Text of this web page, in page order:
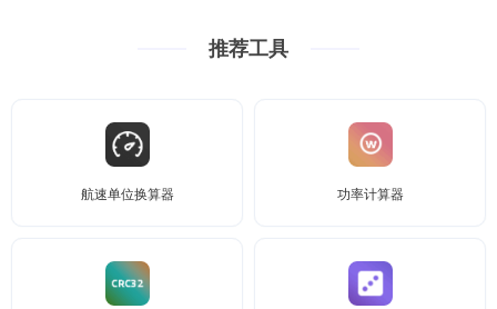
推荐工具
航速单位换算器 功率计算器